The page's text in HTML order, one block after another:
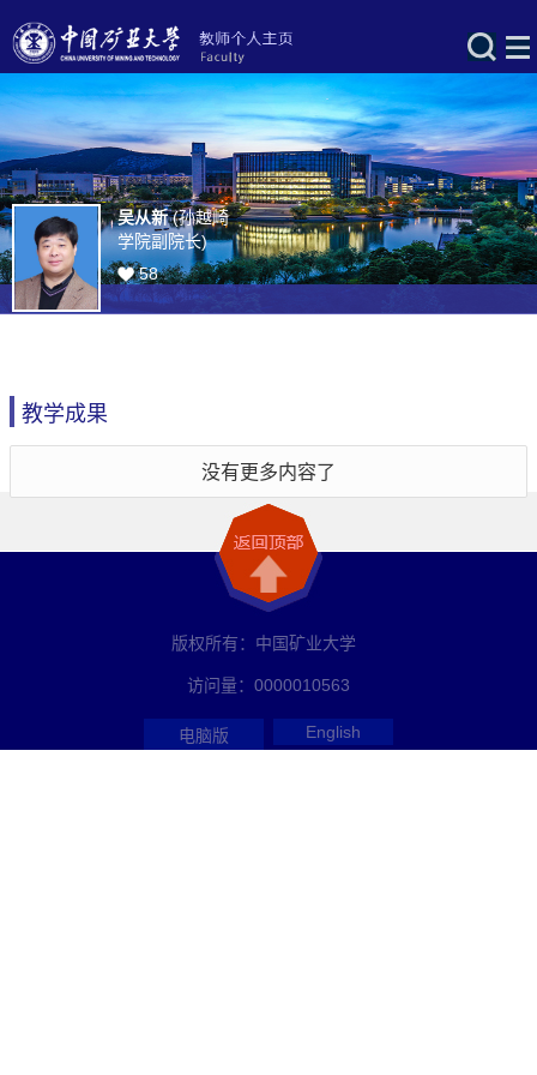
吴从新(孙越崎
学院副院长)
58
教学成果
没有更多内容了
版权所有：中国矿业大学
访问量： 0000010563
电脑版 English